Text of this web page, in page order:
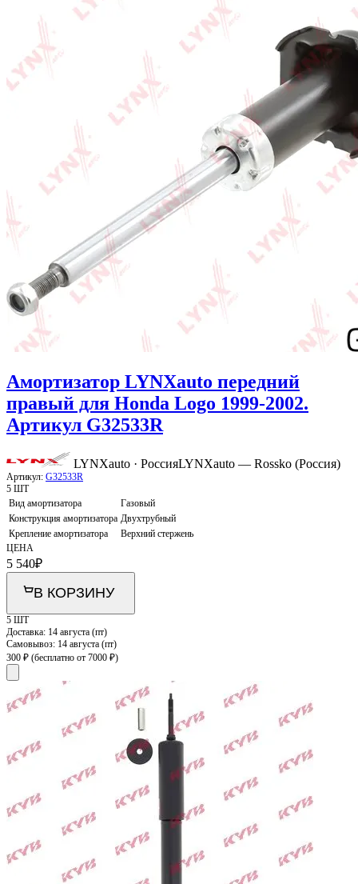
Амортизатор LYNXauto передний
правый для Honda Logo 1999-2002.
Артикул G32533R
LYNXauto · РоссияLYNXauto — Rossko (Россия)
Артикул: G32533R
5 ШТ
Вид амортизатора
Газовый
Конструкция амортизатора Двухтрубный
Крепление амортизатора
Верхний стержень
ЦЕНА
5 540₽
В КОРЗИНУ
5 ШТ
Доставка: 14 августа (пт)
Самовывоз: 14 августа (пт)
300 ₽ (бесплатно от 7000 ₽)